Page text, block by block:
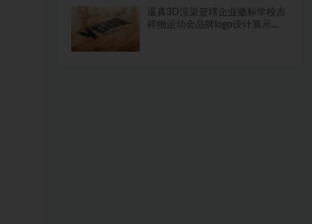
逼真3D渲染篮球企业徽标学校吉
祥物运动会品牌logo设计展示